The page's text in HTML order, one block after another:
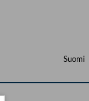
Suomi